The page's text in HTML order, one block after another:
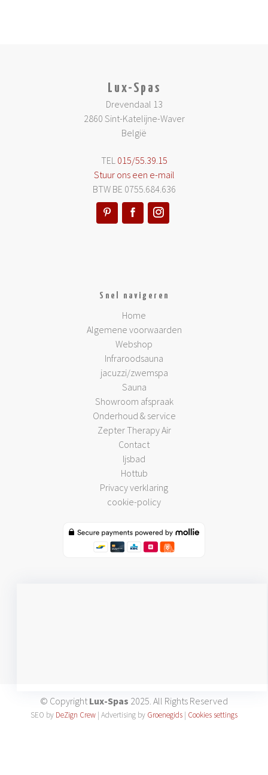
Lux-Spas
Drevendaal 13
2860 Sint-Katelijne-Waver
België
TEL 015/55.39.15
Stuur ons een e-mail
BTW BE 0755.684.636
Snel navigeren
Home
Algemene voorwaarden
Webshop
Infraroodsauna
jacuzzi/zwemspa
Sauna
Showroom afspraak
Onderhoud & service
Zepter Therapy Air
Contact
Ijsbad
Hottub
Privacy verklaring
cookie-policy
© Copyright Lux-Spas 2025. All Rights Reserved
SEO by DeZign Crew | Advertising by Groenegids | Cookies settings